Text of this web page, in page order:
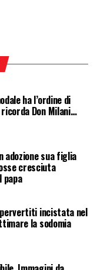
ha l’ordine di
Don Milani…
adozione sua figlia
cresciuta
papa
pervertiti incistata nel
la sodomia